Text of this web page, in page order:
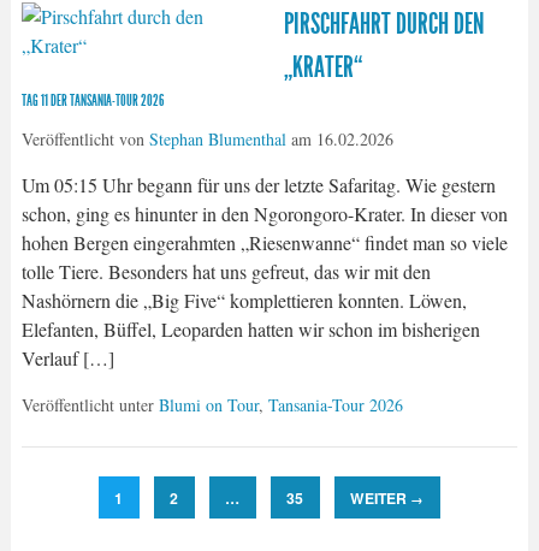
PIRSCHFAHRT DURCH DEN
„KRATER“
TAG 11 DER TANSANIA-TOUR 2026
Veröffentlicht von Stephan Blumenthalam 16.02.2026
Um 05:15 Uhr begann für uns der letzte Safaritag. Wie gestern
schon, ging es hinunter in den Ngorongoro-Krater. In dieser von
hohen Bergen eingerahmten „Riesenwanne“ findet man so viele
tolle Tiere. Besonders hat uns gefreut, das wir mit den
Nashörnern die „Big Five“ komplettieren konnten. Löwen,
Elefanten, Büffel, Leoparden hatten wir schon im bisherigen
Verlauf […]
Veröffentlicht unter Blumi on Tour, Tansania-Tour 2026
1 2 … 35 WEITER →